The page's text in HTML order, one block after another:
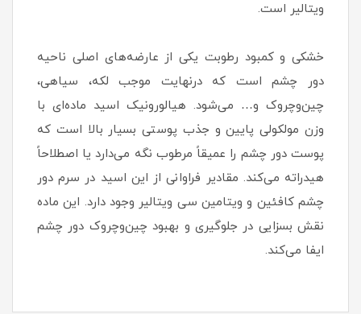
ویتالیر است.
خشکی و کمبود رطوبت یکی از عارضه‌های اصلی ناحیه
دور چشم است که درنهایت موجب لکه، سیاهی،
چین‌وچروک و… می‌شود. هیالورونیک اسید ماده‌ای با
وزن مولکولی پایین و جذب پوستی بسیار بالا است که
پوست دور چشم را عمیقاً مرطوب نگه می‌دارد یا اصطلاحاً
هیدراته می‌کند. مقادیر فراوانی از این اسید در سرم دور
چشم کافئین و ویتامین سی ویتالیر وجود دارد. این ماده
نقش بسزایی در جلوگیری و بهبود چین‌وچروک دور چشم
ایفا می‌کند.